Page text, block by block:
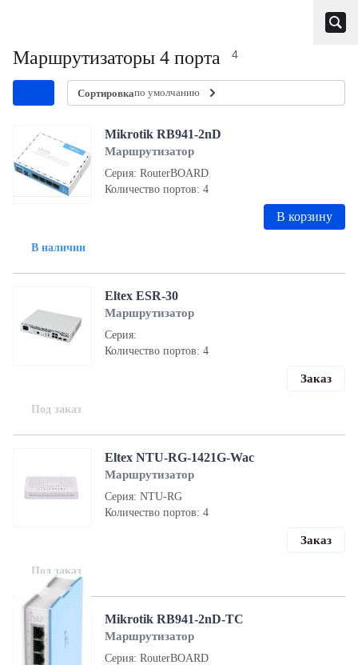
Маршрутизаторы 4 порта 4
Сортировкапо умолчанию
В наличии
Mikrotik RB941-2nD
Маршрутизатор
Серия: RouterBOARD
Количество портов: 4
В корзину
Под заказ
Eltex ESR-30
Маршрутизатор
Серия:
Количество портов: 4
Заказ
Под заказ
Eltex NTU-RG-1421G-Wac
Маршрутизатор
Серия: NTU-RG
Количество портов: 4
Заказ
Mikrotik RB941-2nD-TC
Маршрутизатор
Серия: RouterBOARD